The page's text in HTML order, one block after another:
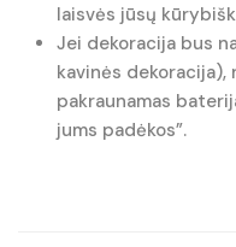
laisvės jūsų
Jei dekoracija bus
kavinės
pakraunamas
jums padėkos”.